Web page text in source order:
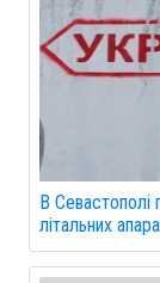
В Севастополі
літальних